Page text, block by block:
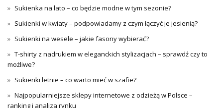
Sukienka na lato – co będzie modne w tym sezonie?
Sukienki w kwiaty – podpowiadamy z czym łączyć je jesienią?
Sukienki na wesele – jakie fasony wybierać?
T-shirty z nadrukiem w eleganckich stylizacjach – sprawdź czy to
możliwe?
Sukienki letnie – co warto mieć w szafie?
Najpopularniejsze sklepy internetowe z odzieżą w Polsce –
ranking i analiza rynku